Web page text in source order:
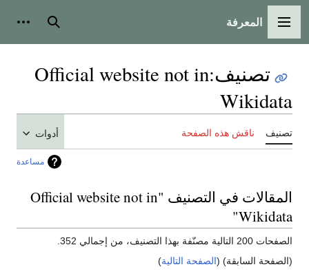
القائمة الرئيسية
المعرفة بحث
تصنيف:
Official website not in
Wikidata
تصنيف ناقش هذه الصفحة أدوات
مساعدة
المقالات في التصنيف "Official website not in
Wikidata"
الصفحات 200 التالية مصنّفة بهذا التصنيف، من إجمالي 352.
(الصفحة السابقة) (الصفحة التالية)